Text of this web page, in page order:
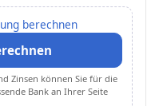
Zinsen können Sie für die
Bank an Ihrer Seite